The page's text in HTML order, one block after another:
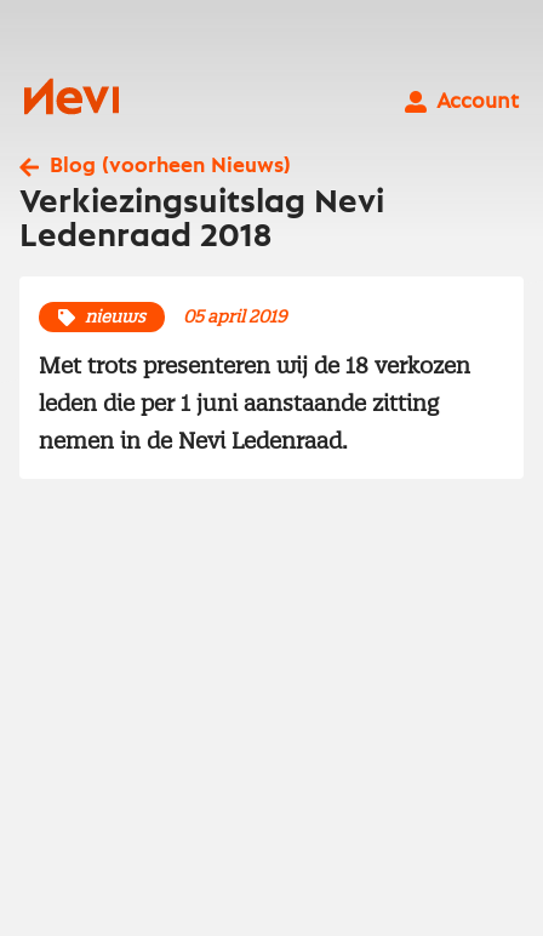
Nevi
Account
Blog (voorheen Nieuws)
Verkiezingsuitslag Nevi
Ledenraad 2018
nieuws 05 april 2019
Met trots presenteren wij de 18 verkozen
leden die per 1 juni aanstaande zitting
nemen in de Nevi Ledenraad.